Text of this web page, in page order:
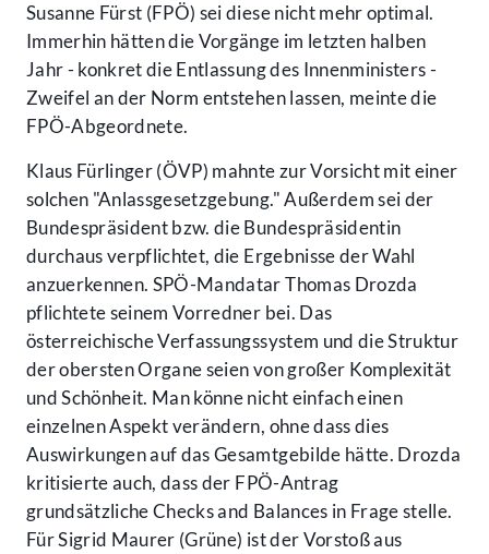
Susanne Fürst (FPÖ) sei diese nicht mehr optimal.
Immerhin hätten die Vorgänge im letzten halben
Jahr - konkret die Entlassung des Innenministers -
Zweifel an der Norm entstehen lassen, meinte die
FPÖ-Abgeordnete.
Klaus Fürlinger (ÖVP) mahnte zur Vorsicht mit einer
solchen "Anlassgesetzgebung." Außerdem sei der
Bundespräsident bzw. die Bundespräsidentin
durchaus verpflichtet, die Ergebnisse der Wahl
anzuerkennen. SPÖ-Mandatar Thomas Drozda
pflichtete seinem Vorredner bei. Das
österreichische Verfassungssystem und die Struktur
der obersten Organe seien von großer Komplexität
und Schönheit. Man könne nicht einfach einen
einzelnen Aspekt verändern, ohne dass dies
Auswirkungen auf das Gesamtgebilde hätte. Drozda
kritisierte auch, dass der FPÖ-Antrag
grundsätzliche Checks and Balances in Frage stelle.
Für Sigrid Maurer (Grüne) ist der Vorstoß aus